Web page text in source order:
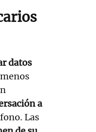
datos
a
Las